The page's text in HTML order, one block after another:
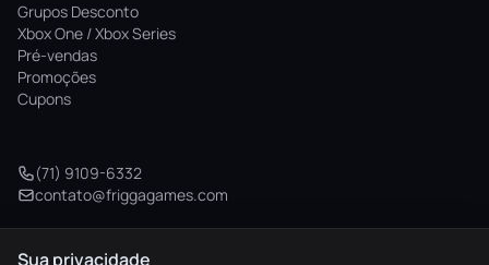
Grupos Desconto
Xbox One / Xbox Series
Pré-vendas
Promoções
Cupons
(71) 9109-6332
contato@friggagames.com
Sua privacidade